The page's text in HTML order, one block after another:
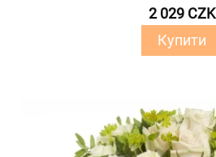
2 029 CZK
Купити